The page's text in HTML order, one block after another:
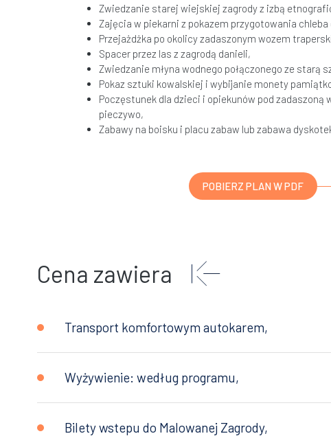
Zwiedzanie starej wiejskiej zagrody z izbą
Zajęcia w piekarni z pokazem przygotowania chleba
Przejażdżka po okolicy zadaszonym wozem
Spacer przez las z zagrodą danieli,
Zwiedzanie młyna wodnego połączonego ze starą
Pokaz sztuki kowalskiej i wybijanie monety
Poczęstunek dla dzieci i opiekunów pod zadaszoną
pieczywo,
Zabawy na boisku i placu zabaw lub zabawa
POBIERZ PLAN W PDF
Cena zawiera
Transport komfortowym autokarem,
Wyżywienie: według programu,
Bilety wstepu do Malowanej Zagrody,